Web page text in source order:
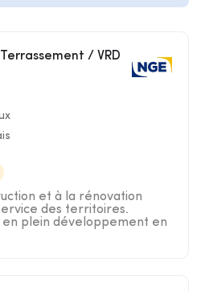
et à la rénovation
des territoires.
en plein développement en